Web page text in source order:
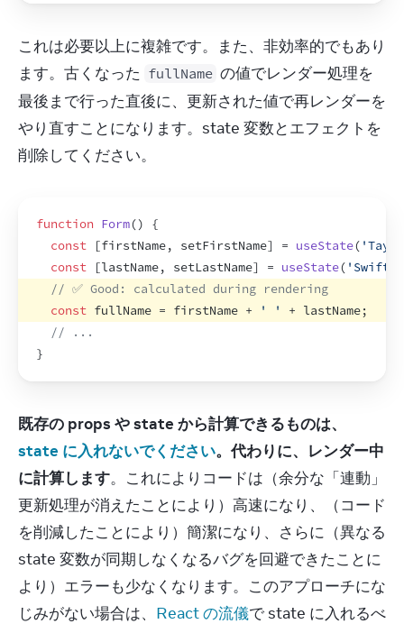
これは必要以上に複雑です。また、非効率的でもあり
ます。古くなった fullName の値でレンダー処理を
最後まで行った直後に、更新された値で再レンダーを
やり直すことになります。state 変数とエフェクトを
削除してください。
function Form()
{
const
[firstName, setFirstName] = useState(
const
[lastName, setLastName] = useState( 'Swift'
// ✅ Good: calculated during rendering
const fullName = firstName + ' ' + lastName;
// ...
}
既存の props や state から計算できるものは、
state に入れないでください。代わりに、レンダー中
に計算します。これによりコードは（余分な「連動」
更新処理が消えたことにより）高速になり、（コード
を削減したことにより）簡潔になり、さらに（異なる
state 変数が同期しなくなるバグを回避できたことに
より）エラーも少なくなります。このアプローチにな
じみがない場合は、 React の流儀で state に入れるべ